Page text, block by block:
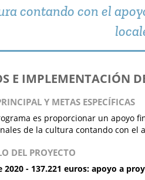
contando con el
E IMPLEMENTACIÓN
Y METAS ESPECÍFICAS
es proporcionar un apoyo
de la cultura contando con el
DEL PROYECTO
2020 - 137.221 euros: apoyo a